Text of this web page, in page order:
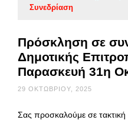
Συνεδρίαση
Πρόσκληση σε
Δημοτικής
Παρασκευή 31η
29 ΟΚΤΩΒΡΊΟΥ, 2025
Σας προσκαλούμε σε